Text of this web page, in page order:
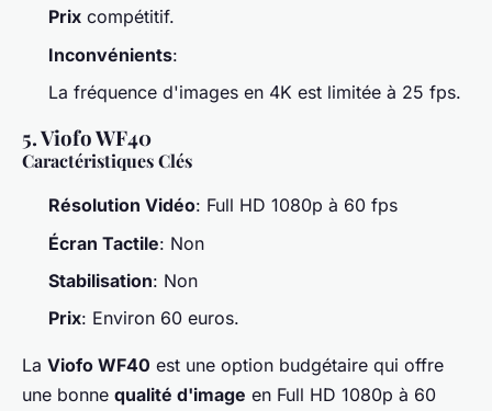
Prix compétitif.
Inconvénients:
La fréquence d'images en 4K est limitée à 25 fps.
5. Viofo WF40
Caractéristiques Clés
Résolution Vidéo: Full HD 1080p à 60 fps
Écran Tactile: Non
Stabilisation: Non
Prix: Environ 60 euros.
La Viofo WF40 est une option budgétaire qui offre
une bonne qualité d'image en Full HD 1080p à 60